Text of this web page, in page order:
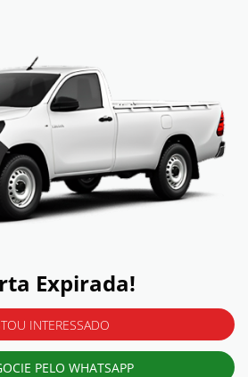
Expirada!
INTERESSADO
PELO WHATSAPP